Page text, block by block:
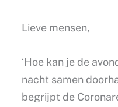
Lieve mensen,
‘Hoe kan je de
nacht samen
begrijpt de